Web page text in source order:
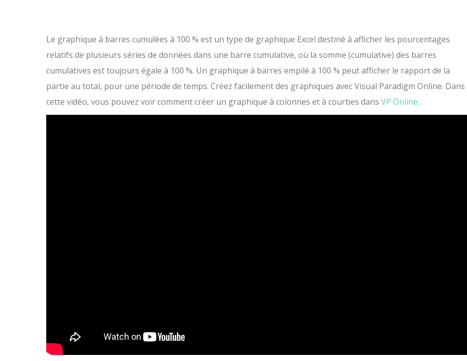
Le graphique à barres cumulées à 100 % est un type de graphique Excel destiné à afficher les pourcentages
relatifs de plusieurs séries de données dans une barre cumulative, où la somme (cumulative) des barres
cumulatives est toujours égale à 100 %. Un graphique à barres empilé à 100 % peut afficher le rapport de la
partie au total, pour une période de temps. Créez facilement des graphiques avec Visual Paradigm Online. Dans
cette vidéo, vous pouvez voir comment créer un graphique à colonnes et à courbes dans VP Online .